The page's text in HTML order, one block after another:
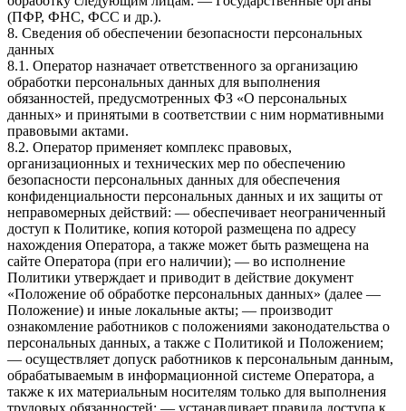
(ПФР, ФНС, ФСС и др.).
8. Сведения об обеспечении безопасности персональных
данных
8.1. Оператор назначает ответственного за организацию
обработки персональных данных для выполнения
обязанностей, предусмотренных ФЗ «О персональных
данных» и принятыми в соответствии с ним нормативными
правовыми актами.
8.2. Оператор применяет комплекс правовых,
организационных и технических мер по обеспечению
безопасности персональных данных для обеспечения
конфиденциальности персональных данных и их защиты от
неправомерных действий: — обеспечивает неограниченный
доступ к Политике, копия которой размещена по адресу
нахождения Оператора, а также может быть размещена на
сайте Оператора (при его наличии); — во исполнение
Политики утверждает и приводит в действие документ
«Положение об обработке персональных данных» (далее —
Положение) и иные локальные акты; — производит
ознакомление работников с положениями законодательства о
персональных данных, а также с Политикой и Положением;
— осуществляет допуск работников к персональным данным,
обрабатываемым в информационной системе Оператора, а
также к их материальным носителям только для выполнения
трудовых обязанностей; — устанавливает правила доступа к